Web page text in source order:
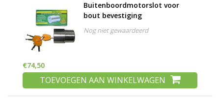
Buitenboordmotorslot voor
bout bevestiging
Nog niet gewaardeerd
€74,50
TOEVOEGEN AAN WINKELWAGEN